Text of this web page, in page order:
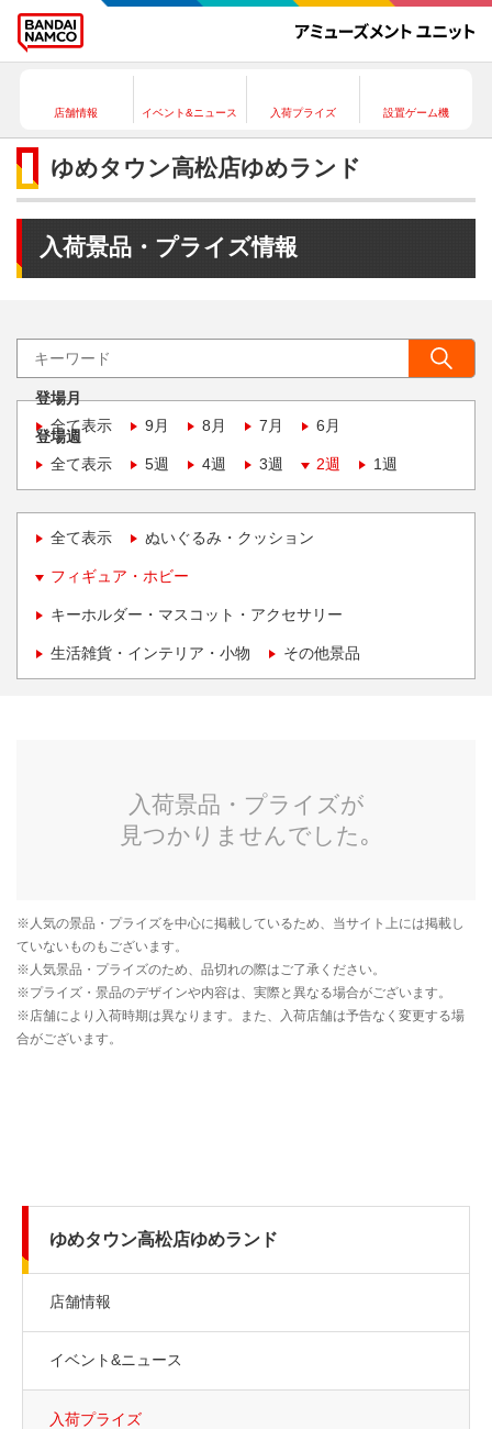
店舗情報 イベント&ニュース 入荷プライズ 設置ゲーム機
ゆめタウン高松店ゆめランド
入荷景品・プライズ情報
登場月
全て表示
9月 8月 7月 6月
登場週
全て表示
5週 4週 3週 2週 1週
全て表示 ぬいぐるみ・クッション
フィギュア・ホビー
キーホルダー・マスコット・アクセサリー
生活雑貨・インテリア・小物 その他景品
ゆめタウン高松店ゆめランド
店舗情報
イベント&ニュース
入荷プライズ